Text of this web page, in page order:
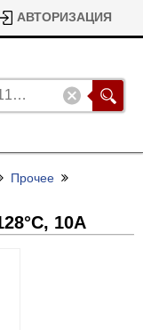
АВТОРИЗАЦИЯ
Прочее
10А